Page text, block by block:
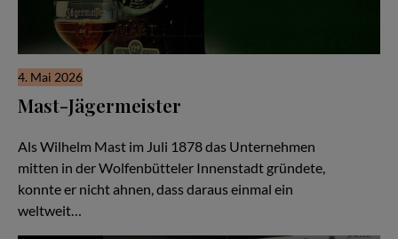
4. Mai 2026
Mast-Jägermeister
Als Wilhelm Mast im Juli 1878 das Unternehmen
mitten in der Wolfenbütteler Innenstadt gründete,
konnte er nicht ahnen, dass daraus einmal ein
weltweit…